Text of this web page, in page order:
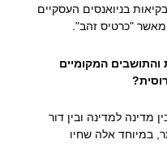
בניואנסים העסקיים
מאשר "כרטיס זהב".
המקומיים
מדינה למדינה ובין דור
במיוחד אלה שחיו